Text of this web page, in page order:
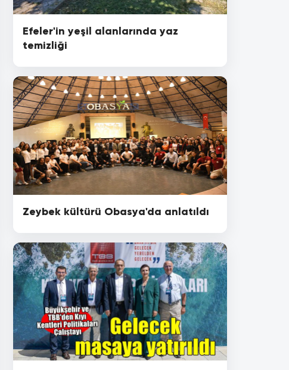
Efeler'in yeşil alanlarında yaz
temizliği
Zeybek kültürü Obasya'da anlatıldı